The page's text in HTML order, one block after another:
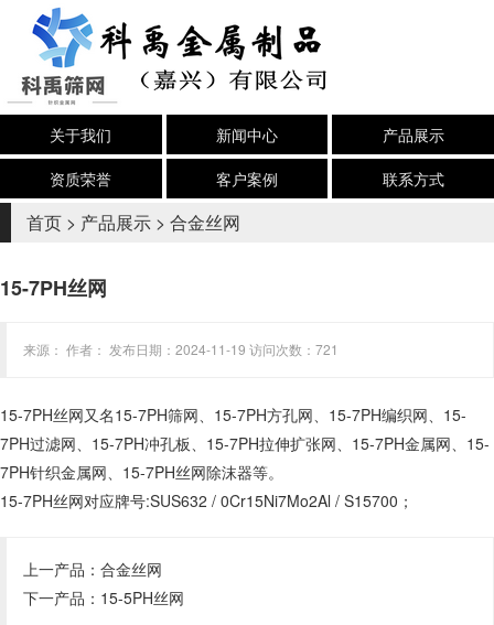
关于我们 新闻中心
产品展示
资质荣誉
客户案例 联系方式
首页 > 产品展示 > 合金丝网
15-7PH丝网
来源： 作者： 发布日期：2024-11-19 访问次数：721
15-7PH丝网又名15-7PH筛网、15-7PH方孔网、15-7PH编织网、15-
7PH过滤网、15-7PH冲孔板、15-7PH拉伸扩张网、15-7PH金属网、15-
7PH针织金属网、15-7PH丝网除沫器等。
15-7PH丝网对应牌号:SUS632 / 0Cr15Ni7Mo2Al / S15700；
上一产品： 合金丝网
下一产品： 15-5PH丝网